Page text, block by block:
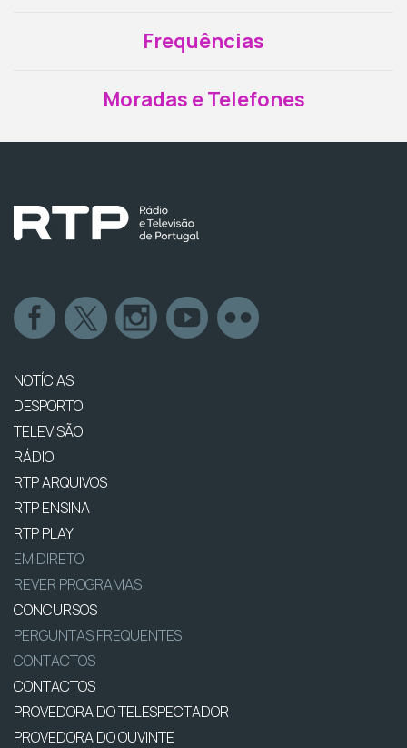
Frequências
Moradas e Telefones
NOTÍCIAS
DESPORTO
TELEVISÃO
RÁDIO
RTP ARQUIVOS
RTP ENSINA
RTP PLAY
EM DIRETO
REVER PROGRAMAS
CONCURSOS
PERGUNTAS FREQUENTES
CONTACTOS
CONTACTOS
PROVEDORA DO TELESPECTADOR
PROVEDORA DO OUVINTE